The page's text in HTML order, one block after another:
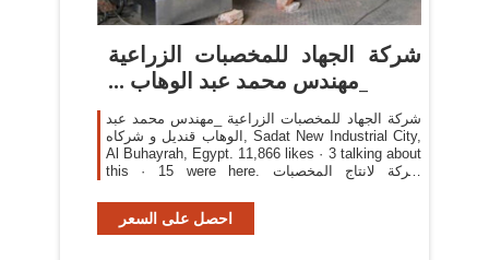
‫شركة الجهاد للمخصبات الزراعية
_مهندس محمد عبد الوهاب ...
الوهاب قنديل و شركاه‎, Sadat New Industrial City,
Al Buhayrah, Egypt. 11,866 likes · 3 talking about
this · 15 were here. ‎شركة لانتاج المخصبات
احصل على السعر